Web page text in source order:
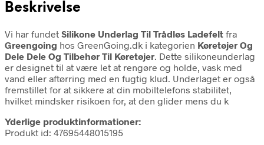
Beskrivelse
Vi har fundet Silikone Underlag Til Trådløs Ladefelt fra
Greengoing hos GreenGoing.dk i kategorien Køretøjer Og
Dele Dele Og Tilbehør Til Køretøjer. Dette silikoneunderlag
er designet til at være let at rengøre og holde, vask med
vand eller aftørring med en fugtig klud. Underlaget er også
fremstillet for at sikkere at din mobiltelefons stabilitet,
hvilket mindsker risikoen for, at den glider mens du k
Yderlige produktinformationer:
Produkt id: 47695448015195